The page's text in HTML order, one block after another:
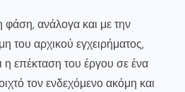
φάση, ανάλογα και με την
του αρχικού εγχειρήματος,
η επέκταση του έργου σε ένα
τον ενδεχόμενο ακόμη και